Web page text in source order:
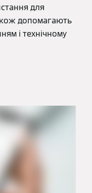
для
допомагають
і технічному